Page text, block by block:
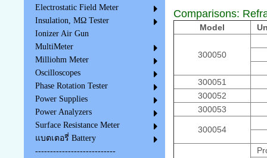
Electrostatic Field Meter
Insulation, MΩ Tester
Ionizer Air Gun
MultiMeter
Milliohm Meter
Oscilloscopes
Phase Rotation Tester
Power Supplies
Power Analyzers
Surface Resistance Meter
แบตเตอรี่ Battery
---------------------------
Comparisons:
Model
300050
300051
300052
300053
300054